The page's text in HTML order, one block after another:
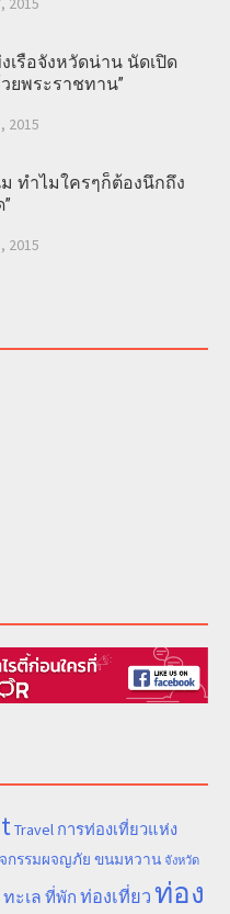
เรือจังหวัดน่าน นัดเปิด
ยพระราชทาน”
2015
ทำไมใครๆก็ต้องนึกถึง
2015
Travel การท่องเที่ยวแห่ง
กรรมผจญภัย ขนมหวาน จังหวัด
ทะเล ที่พัก ท่องเที่ยวท่อง